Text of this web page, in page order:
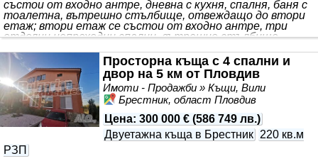
състои от входно антре, дневна с кухня, спалня, баня с
тоалетна, вътрешно стълбище, отвеждащо до втори
етаж; втори етаж се състои от входно антре, три
отделни непреходни спални, вътрешно стълбище,
площ от 1230 м2. Имота е разположен в спокоен за
живеене район, с цялостно изградена инфраструктура,
граничи с две асфалтови улици.
Просторна къща с 4 спални и
двор на 5 км от Пловдив
Имоти - Продажби » Къщи, Вили
Брестник, област Пловдив
Цена: 300 000 € (586 749 лв.)
Двуетажна къща в Брестник 220 кв.м
РЗП